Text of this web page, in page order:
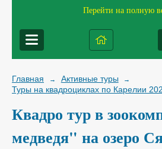
Перейти на полную
Главная → Активные туры →
Туры на квадроциклах по Карелии
Квадро тур в
медведя" на озеро